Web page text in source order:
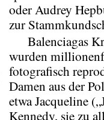
oder Audrey
zur
Balenciagas
wurden
fotografisch
Damen aus der
etwa Jacqueline
Kennedy, sie zu